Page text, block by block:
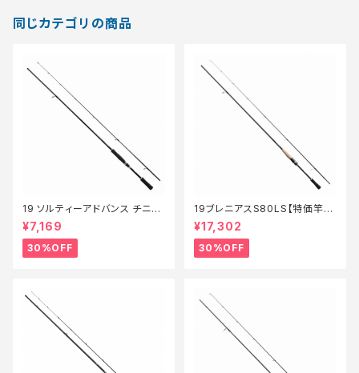
同じカテゴリの商品
19 ソルティーアドバンス チニン
グS 76M【特価ロッド】【30】
¥7,169
30%OFF
19ブレニアスS80LS【特価竿】
【30】
¥17,302
30%OFF